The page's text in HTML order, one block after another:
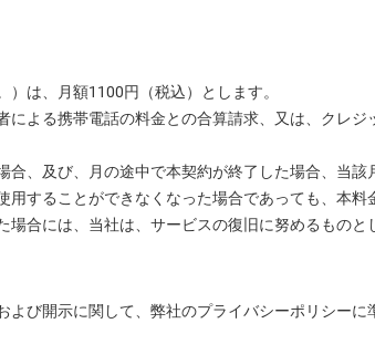
は、月額1100円（税込）とします。
よる携帯電話の料金との合算請求、又は、クレ
、及び、月の途中で本契約が終了した場合、当該
することができなくなった場合であっても、本
合には、当社は、サービスの復旧に努めるものと
び開示に関して、弊社のプライバシーポリシーに